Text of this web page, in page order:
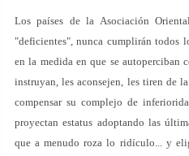
Los países de la Asociación
"deficientes", nunca cumplirán todos
en la medida en que se autoperciban
instruyan, les aconsejen, les tiren de
compensar su complejo de
proyectan estatus adoptando las
que a menudo roza lo ridículo... y